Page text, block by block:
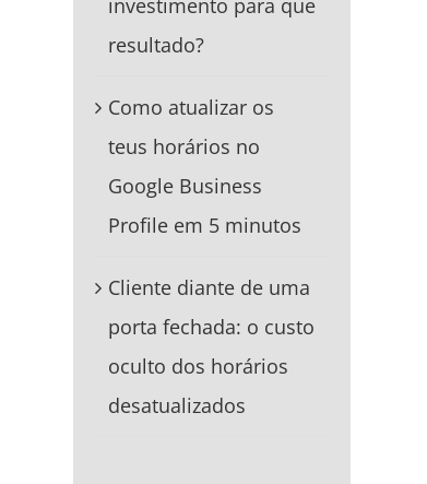
investimento para que
resultado?
Como atualizar os
teus horários no
Google Business
Profile em 5 minutos
Cliente diante de uma
porta fechada: o custo
oculto dos horários
desatualizados